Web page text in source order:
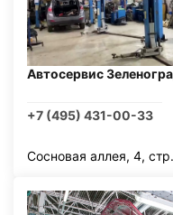
Автосервис
+7 (495) 431-00-33
Сосновая аллея, 4,